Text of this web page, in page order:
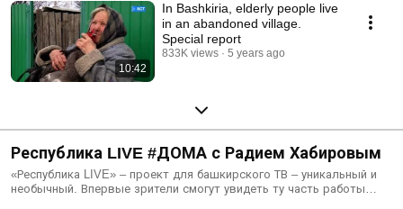
10:42
In Bashkiria, elderly people live
in an abandoned village.
Special report
833K views 5 years ago
Республика LIVE #ДОМА с Радием Хабировым
«Республика LIVE» – проект для башкирского ТВ – уникальный и
необычный. Впервые зрители смогут увидеть ту часть работы